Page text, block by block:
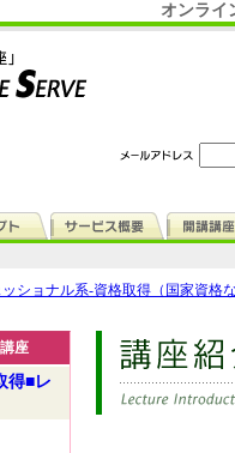
オンライ
ショナル系-資格取得（国家資格
座
得■レ